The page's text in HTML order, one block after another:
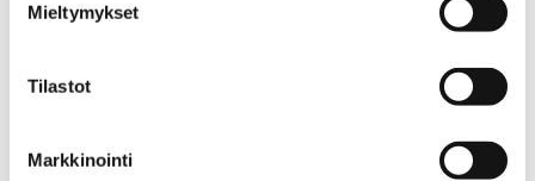
Mieltymykset
Tilastot
Markkinointi